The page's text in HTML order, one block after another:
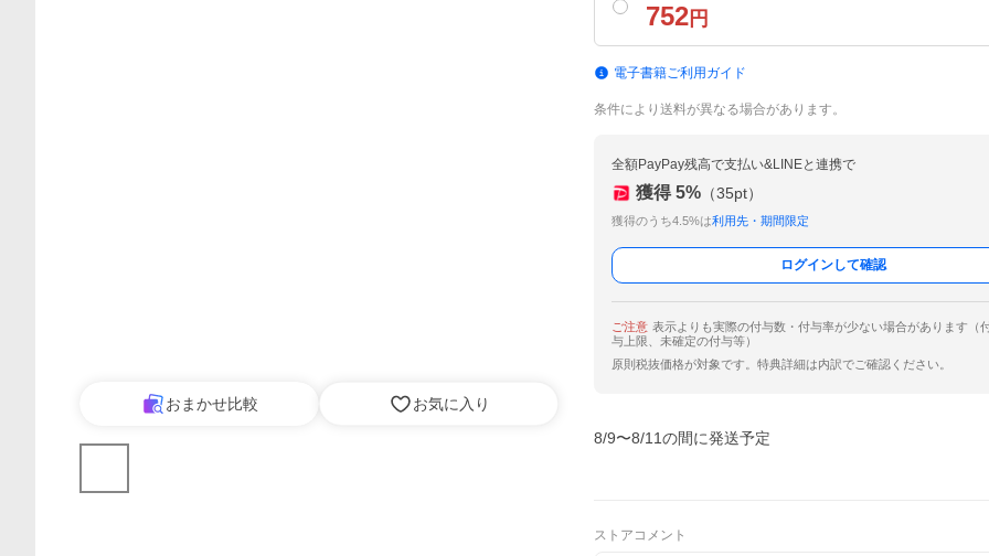
おまかせ比較 お気に入り
752 円
電子書籍ご利用ガイド
条件により送料が異なる場合があります。
全額PayPay残高で支払い&LINEと連携で
獲得 5% （35pt）
獲得のうち4.5%は利用先・期間限定
ログインして確認
ご注意 表示よりも実際の付与数・付与率が少ない場合があります（
与上限、未確定の付与等）
原則税抜価格が対象です。特典詳細は内訳でご確認ください。
8/9〜8/11の間に発送予定
ストアコメント